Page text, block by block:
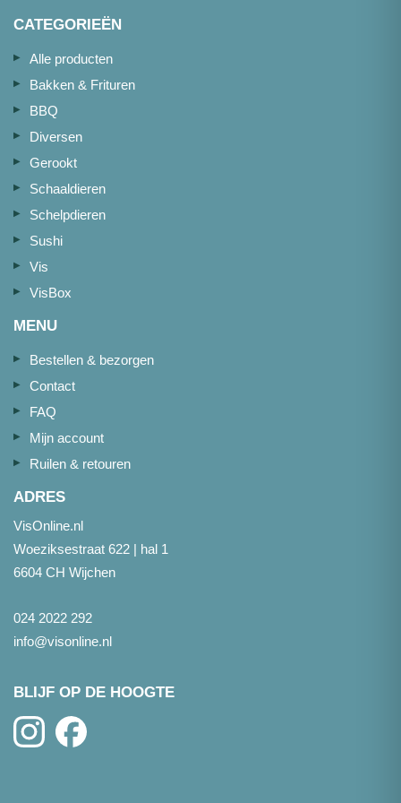
CATEGORIEËN
Alle producten
Bakken & Frituren
BBQ
Diversen
Gerookt
Schaaldieren
Schelpdieren
Sushi
Vis
VisBox
MENU
Bestellen & bezorgen
Contact
FAQ
Mijn account
Ruilen & retouren
ADRES
VisOnline.nl
Woeziksestraat 622 | hal 1
6604 CH Wijchen
024 2022 292
info@visonline.nl
BLIJF OP DE HOOGTE